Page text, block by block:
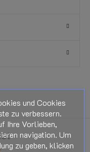
und Cookies
zu verbessern.
Ihre Vorlieben,
navigation. Um
zu geben, klicken